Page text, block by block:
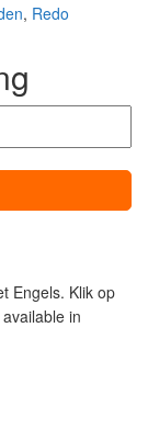
, Redo
Engels. Klik op
in